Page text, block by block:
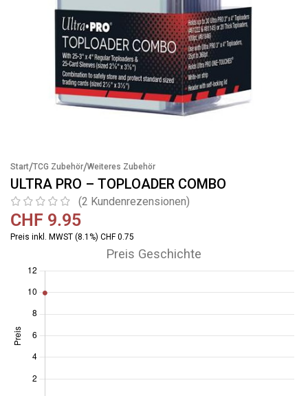
Start/TCG Zubehör/Weiteres Zubehör
ULTRA PRO – TOPLOADER COMBO
(2 Kundenrezensionen)
CHF 9.95
Preis inkl. MWST (8.1%) CHF 0.75
Preis Geschichte